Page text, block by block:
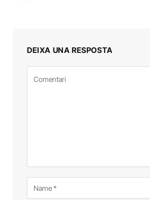
DEIXA UNA RESPOSTA